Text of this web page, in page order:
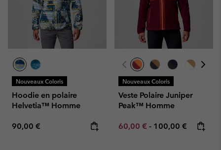
Nouveaux Coloris
Hoodie en polaire
Helvetia™ Homme
Regular price:
90,00 €
Nouveaux Coloris
Veste Polaire Juniper
Peak™ Homme
Minimum sale price:
60,00 € - Maximum price:
100,00 €